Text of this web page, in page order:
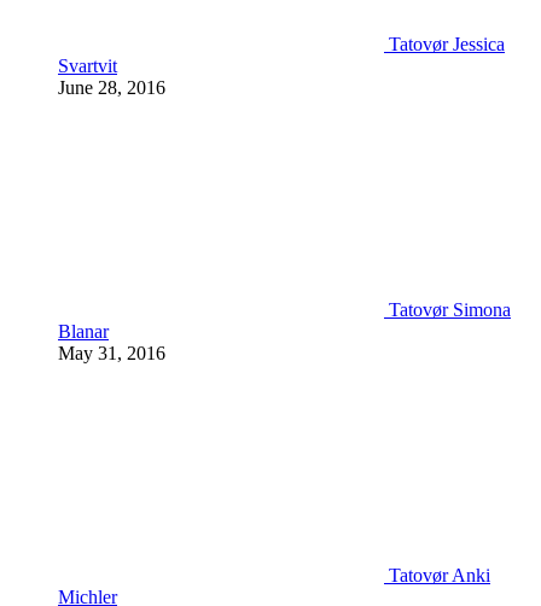
Tatovør Jessica
Svartvit
June 28, 2016
Tatovør Simona
Blanar
May 31, 2016
Tatovør Anki
Michler